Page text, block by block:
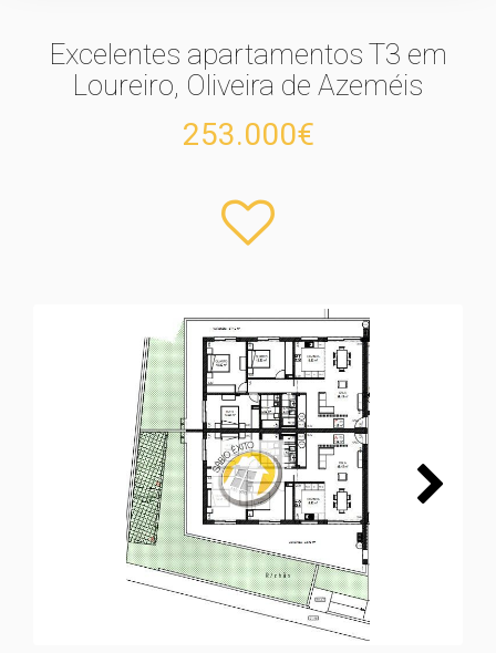
Excelentes apartamentos T3 em
Loureiro, Oliveira de Azeméis
253.000€